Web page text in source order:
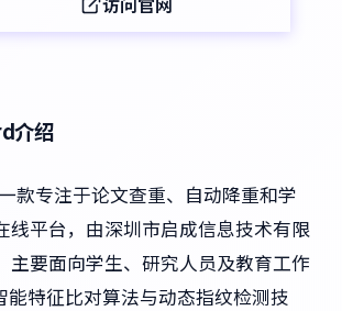
介绍
款专注于论文查重、自动降重和学
线平台，由深圳市启成信息技术有限
主要面向学生、研究人员及教育工作
能特征比对算法与动态指纹检测技